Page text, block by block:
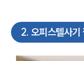
2. 오피스텔사기